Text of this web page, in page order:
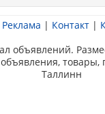
Реклама | Контакт |
объявлений.
Таллинн